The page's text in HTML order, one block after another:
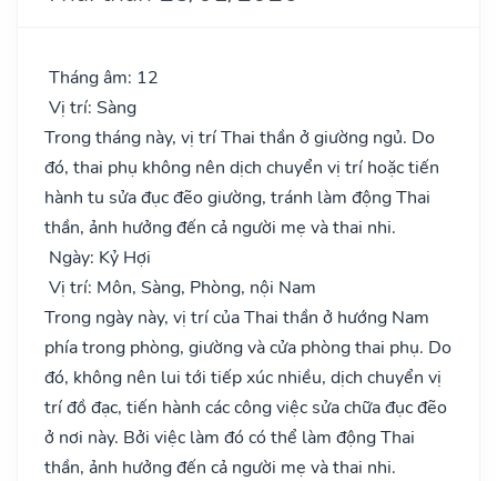
Tháng âm: 12
Vị trí: Sàng
Trong tháng này, vị trí Thai thần ở giường ngủ. Do
đó, thai phụ không nên dịch chuyển vị trí hoặc tiến
hành tu sửa đục đẽo giường, tránh làm động Thai
thần, ảnh hưởng đến cả người mẹ và thai nhi.
Ngày: Kỷ Hợi
Vị trí: Môn, Sàng, Phòng, nội Nam
Trong ngày này, vị trí của Thai thần ở hướng Nam
phía trong phòng, giường và cửa phòng thai phụ. Do
đó, không nên lui tới tiếp xúc nhiều, dịch chuyển vị
trí đồ đạc, tiến hành các công việc sửa chữa đục đẽo
ở nơi này. Bởi việc làm đó có thể làm động Thai
thần, ảnh hưởng đến cả người mẹ và thai nhi.